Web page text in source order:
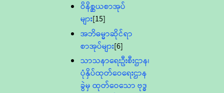
ဝိနိစ္ဆယစာအုပ်
များ[15]
အဘိဓမ္မာဆိုင်ရာ
စာအုပ်များ[6]
သာသနာရေးဦးစီးဌာန၊
ပုံနှိပ်ထုတ်ဝေရေးဌာန
ခွဲမှ ထုတ်ဝေသော ဗုဒ္ဓ